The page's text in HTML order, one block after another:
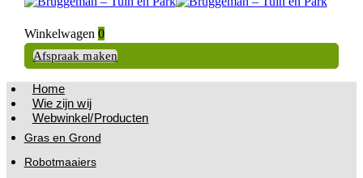
Winkelwagen 0
Afspraak maken
Home
Wie zijn wij
Webwinkel/Producten
Gras en Grond
Robotmaaiers